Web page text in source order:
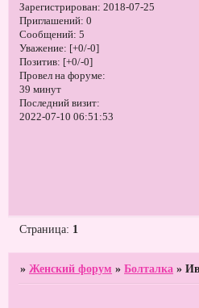
Зарегистрирован: 2018-07-25
Приглашений: 0
Сообщений: 5
Уважение: [+0/-0]
Позитив: [+0/-0]
Провел на форуме:
39 минут
Последний визит:
2022-07-10 06:51:53
Страница: 1
»Женский форум »Болталка »